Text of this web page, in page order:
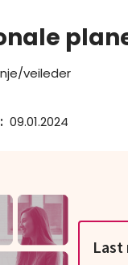
veileder
: 09.01.2024
Last